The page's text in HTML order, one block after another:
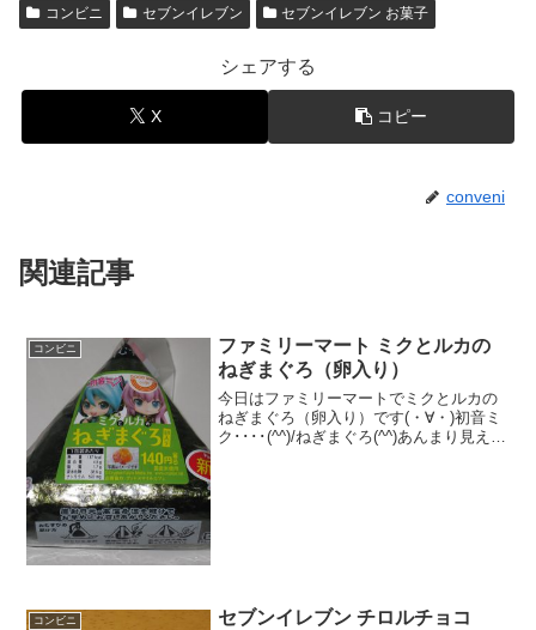
コンビニ セブンイレブン セブンイレブン お菓子
シェアする
X コピー
conveni
関連記事
コンビニ
ファミリーマート ミクとルカの
ねぎまぐろ（卵入り）
今日はファミリーマートでミクとルカの
ねぎまぐろ（卵入り）です(・∀・)初音ミ
ク････(^^)/ねぎまぐろ(^^)あんまり見えな
コンビニ
セブンイレブン チロルチョコ